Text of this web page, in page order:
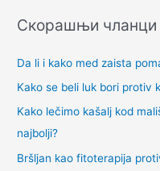
т
а
з
а
Скорашњи чланци
Da li i kako med zaista
Kako se beli luk bori protiv
Kako lečimo kašalj kod
najbolji?
Bršljan kao fitoterapija